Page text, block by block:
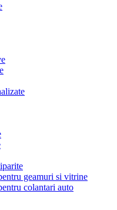
geamuri si vitrine
colantari auto